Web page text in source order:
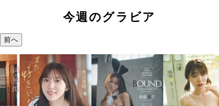
今週のグラビア
前へ